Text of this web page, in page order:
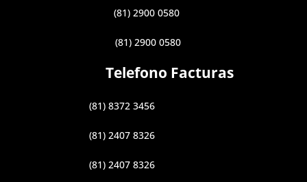
(81) 2900 0580
(81) 2900 0580
Telefono Facturas
(81) 8372 3456
(81) 2407 8326
(81) 2407 8326